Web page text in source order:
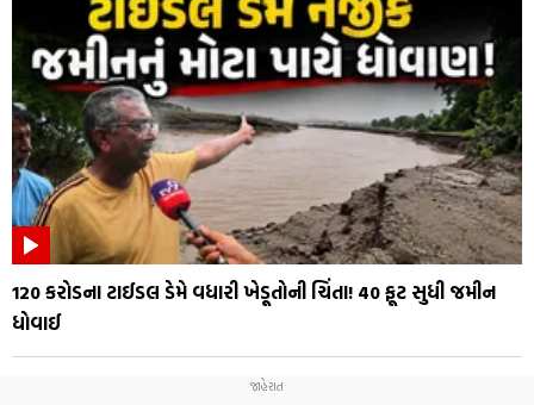
₹120 કરોડના ટાઈડલ ડેમે વધારી ખેડૂતોની ચિંતા! 40 ફૂટ સુધી જમીન
ધોવાઈ